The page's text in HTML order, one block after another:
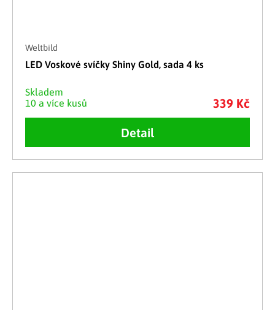
Weltbild
LED Voskové svíčky Shiny Gold, sada 4 ks
Skladem
10 a více kusů
339 Kč
Detail